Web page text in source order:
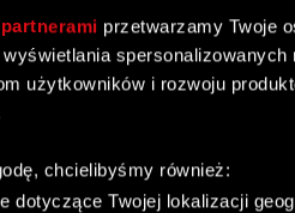
przetwarzamy Twoje
użytkowników i rozwoju
chcielibyśmy również:
dotyczące Twojej lokalizacji
która zabierze graczy w
ze znalezionych części, każdy
graczom zmierzyć się z
grywalnosc